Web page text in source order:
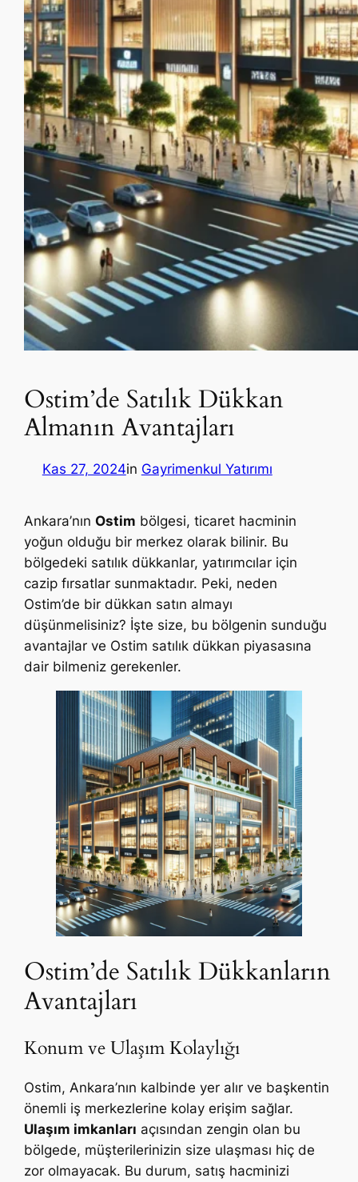
Ostim’de Satılık Dükkan
Almanın Avantajları
Kas 27, 2024in Gayrimenkul Yatırımı
Ankara’nınOstim bölgesi, ticaret hacminin
yoğun olduğu bir merkez olarak bilinir. Bu
bölgedeki satılık dükkanlar, yatırımcılar için
cazip fırsatlar sunmaktadır. Peki, neden
Ostim’de bir dükkan satın almayı
düşünmelisiniz? İşte size, bu bölgenin sunduğu
avantajlar ve Ostim satılık dükkan piyasasına
dair bilmeniz gerekenler.
Ostim’de Satılık Dükkanların
Avantajları
Konum ve Ulaşım Kolaylığı
Ostim, Ankara’nın kalbinde yer alır ve başkentin
önemli iş merkezlerine kolay erişim sağlar.
Ulaşım imkanları açısından zengin olan bu
bölgede, müşterilerinizin size ulaşması hiç de
zor olmayacak. Bu durum, satış hacminizi